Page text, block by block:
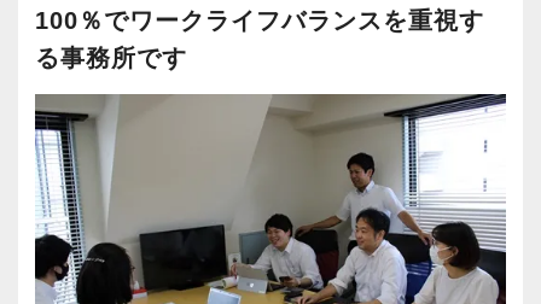
良い業務はロボットが作業をするように進めて
いる最中です。
【顧問先拡大に伴う、増員採用です！】
新城代表は開業前の経験で、多くの動物病院を
ご支援。
その経験により、会計のみならず人事から開業
支援までトータルでサポートできるノウハウを
蓄積してきました。
100％でワークライフバランスを重視す
る事務所です